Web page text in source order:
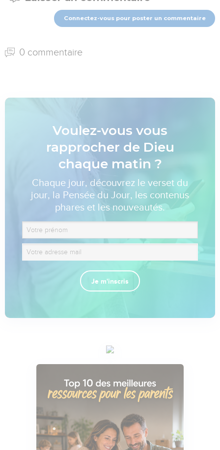
Connectez-vous pour poster un commentaire
0 commentaire
Voulez-vous vous
rapprocher de Dieu
chaque matin ?
Chaque jour, découvrez le verset du
jour, la Pensée du Jour, les contenus
phares et les nouveautés.
Je m'inscris